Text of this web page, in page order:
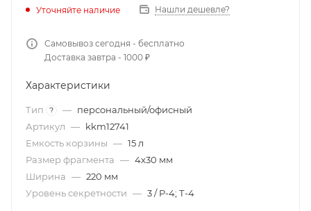
Уточняйте наличие Нашли дешевле?
Самовывоз сегодня - бесплатно
Доставка завтра - 1000 ₽
Характеристики
Тип ? — персональный/офисный
Артикул — kkm12741
Емкость корзины — 15 л
Размер фрагмента — 4х30 мм
Ширина — 220 мм
Уровень секретности — 3 / P-4; Т-4